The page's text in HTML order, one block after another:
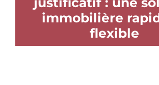
immobilière
flexible